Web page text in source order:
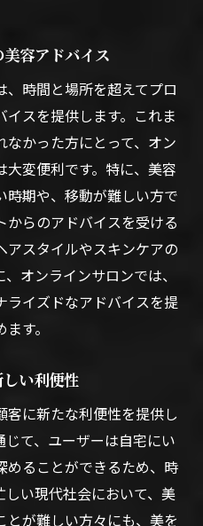
容アドバイス
時間と場所を超えてプロ
スを提供します。これま
かった方にとって、オン
変便利です。特に、美容
時期や、移動が難しい方で
らのアドバイスを受ける
アスタイルやスキンケアの
オンラインサロンでは、
ライズドなアドバイスを提
す。
い利便性
に新たな利便性を提供し
て、ユーザーは自宅にい
めることができるため、時
い現代社会において、美
が難しい方々にも、美を